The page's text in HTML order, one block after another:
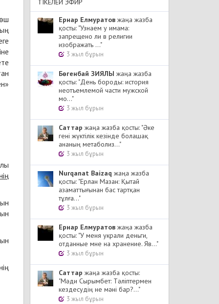
ТІКЕЛЕЙ ЭФИР
Ернар Елмуратов жаңа жазба
қосты: "Узнаем у имама:
запрещено ли в религии
изображать ..."
3 жыл бұрын
Бөгенбай ЗИЯЛЫ жаңа жазба
қосты: "День бороды: история
неотъемлемой части мужской
мо..."
3 жыл бұрын
Cаттар жаңа жазба қосты: "Әке
гені жүктілік кезінде болашақ
ананың метаболиз..."
3 жыл бұрын
Nurqanat Baizaq жаңа жазба
қосты: "Ерлан Мазан: Қытай
азаматтығынан бас тартқан
тұлға..."
3 жыл бұрын
Ернар Елмуратов жаңа жазба
қосты: "У меня украли деньги,
отданные мне на хранение. Яв..."
3 жыл бұрын
Cаттар жаңа жазба қосты:
"Мәди Сырымбет: Тәліптермен
кездесудің не мәні бар?..."
3 жыл бұрын